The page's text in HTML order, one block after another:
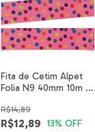
Fita de Cetim Alpet
Folia N9 40mm 10m -
R$12,89
R$14,89
13% OFF